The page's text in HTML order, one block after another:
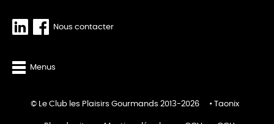
Nous contacter
Menus
© Le Club les Plaisirs Gourmands 2013-2026 Taonix